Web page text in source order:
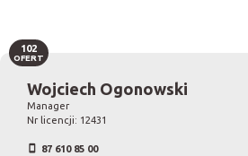
Wojciech Ogonowski
Manager
Nr licencji: 12431
87 610 85 00
102
OFERT